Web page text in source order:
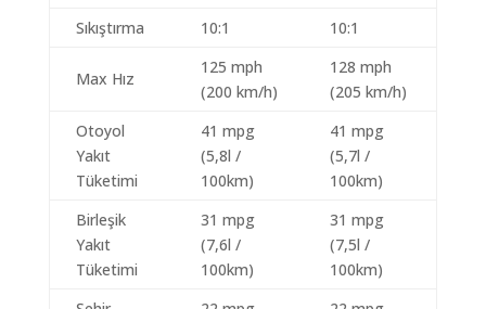
Sıkıştırma 10:1 10:1
Max Hız
125 mph
(200 km/h)
128 mph
(205 km/h)
Otoyol
Yakıt
Tüketimi
41 mpg
(5,8l /
100km)
41 mpg
(5,7l /
100km)
Birleşik
Yakıt
Tüketimi
31 mpg
(7,6l /
100km)
31 mpg
(7,5l /
100km)